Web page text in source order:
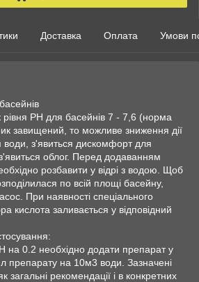
Доставка Оплата Умови
PH для басейнів 7 - 7,6 (норма
завищений, то можливе зниження дії
води, з'явиться дискомфорт для
облог. Перед додаванням
розбавити у відрі з водою. Щоб
по всій площі басейну,
При наявності спеціального
кислота заливається у відповідний
на 0.2 необхідно додати препарат у
препарату на 10м3 води. Зазначені
загальні рекомендації і в конкретних